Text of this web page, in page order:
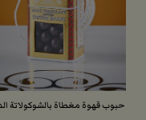
حبوب قهوة مغطاة بالشوكولاتة